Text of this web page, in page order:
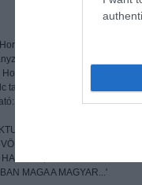
János munkája, 1927.
vezényletével. Az
alkotása Kossuth
tagja látható. Az emlékmű
LE AZ AL-DUNÁIG
EGY VAD ZIVATAR!
VÉRES HOMLOKÁVAL
MAGA A MAGYAR...'